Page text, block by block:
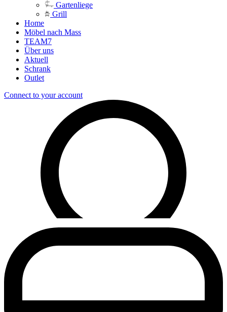
Gartenliege
Grill
Home
Möbel nach Mass
TEAM7
Über uns
Aktuell
Schrank
Outlet
Connect to your account